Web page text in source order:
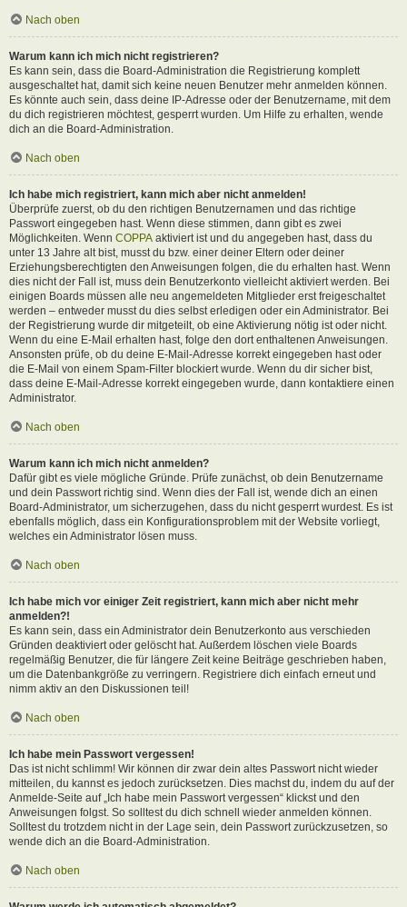
Nach oben
Warum kann ich mich nicht registrieren?
Es kann sein, dass die Board-Administration die Registrierung komplett
ausgeschaltet hat, damit sich keine neuen Benutzer mehr anmelden können.
Es könnte auch sein, dass deine IP-Adresse oder der Benutzername, mit dem
du dich registrieren möchtest, gesperrt wurden. Um Hilfe zu erhalten, wende
dich an die Board-Administration.
Nach oben
Ich habe mich registriert, kann mich aber nicht anmelden!
Überprüfe zuerst, ob du den richtigen Benutzernamen und das richtige
Passwort eingegeben hast. Wenn diese stimmen, dann gibt es zwei
Möglichkeiten. Wenn COPPA aktiviert ist und du angegeben hast, dass du
unter 13 Jahre alt bist, musst du bzw. einer deiner Eltern oder deiner
Erziehungsberechtigten den Anweisungen folgen, die du erhalten hast. Wenn
dies nicht der Fall ist, muss dein Benutzerkonto vielleicht aktiviert werden. Bei
einigen Boards müssen alle neu angemeldeten Mitglieder erst freigeschaltet
werden – entweder musst du dies selbst erledigen oder ein Administrator. Bei
der Registrierung wurde dir mitgeteilt, ob eine Aktivierung nötig ist oder nicht.
Wenn du eine E-Mail erhalten hast, folge den dort enthaltenen Anweisungen.
Ansonsten prüfe, ob du deine E-Mail-Adresse korrekt eingegeben hast oder
die E-Mail von einem Spam-Filter blockiert wurde. Wenn du dir sicher bist,
dass deine E-Mail-Adresse korrekt eingegeben wurde, dann kontaktiere einen
Administrator.
Nach oben
Warum kann ich mich nicht anmelden?
Dafür gibt es viele mögliche Gründe. Prüfe zunächst, ob dein Benutzername
und dein Passwort richtig sind. Wenn dies der Fall ist, wende dich an einen
Board-Administrator, um sicherzugehen, dass du nicht gesperrt wurdest. Es ist
ebenfalls möglich, dass ein Konfigurationsproblem mit der Website vorliegt,
welches ein Administrator lösen muss.
Nach oben
Ich habe mich vor einiger Zeit registriert, kann mich aber nicht mehr
anmelden?!
Es kann sein, dass ein Administrator dein Benutzerkonto aus verschieden
Gründen deaktiviert oder gelöscht hat. Außerdem löschen viele Boards
regelmäßig Benutzer, die für längere Zeit keine Beiträge geschrieben haben,
um die Datenbankgröße zu verringern. Registriere dich einfach erneut und
nimm aktiv an den Diskussionen teil!
Nach oben
Ich habe mein Passwort vergessen!
Das ist nicht schlimm! Wir können dir zwar dein altes Passwort nicht wieder
mitteilen, du kannst es jedoch zurücksetzen. Dies machst du, indem du auf der
Anmelde-Seite auf „Ich habe mein Passwort vergessen“ klickst und den
Anweisungen folgst. So solltest du dich schnell wieder anmelden können.
Solltest du trotzdem nicht in der Lage sein, dein Passwort zurückzusetzen, so
wende dich an die Board-Administration.
Nach oben